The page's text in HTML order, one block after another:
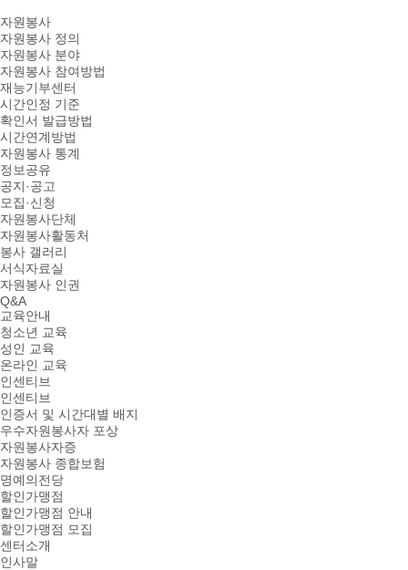
자원봉사
자원봉사 정의
자원봉사 분야
자원봉사 참여방법
재능기부센터
시간인정 기준
확인서 발급방법
시간연계방법
자원봉사 통계
정보공유
공지·공고
모집·신청
자원봉사단체
자원봉사활동처
봉사 갤러리
서식자료실
자원봉사 인권
Q&A
교육안내
청소년 교육
성인 교육
온라인 교육
인센티브
인센티브
인증서 및 시간대별 배지
우수자원봉사자 포상
자원봉사자증
자원봉사 종합보험
명예의전당
할인가맹점
할인가맹점 안내
할인가맹점 모집
센터소개
인사말